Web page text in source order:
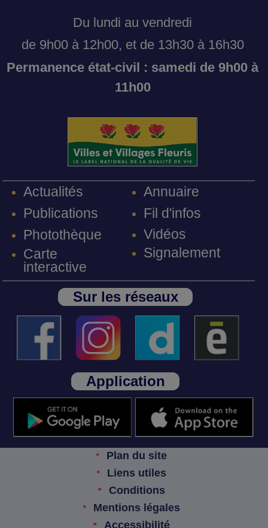
Du lundi au vendredi
de 9h00 à 12h00, et de 13h30 à 16h30
Permanence état-civil : samedi de 9h00 à
11h00
Actualités
Publications
Photothèque
Carte
interactive
Annuaire
Fil d'infos
Vidéos
Signalement
Sur les réseaux
Application
Plan du site
Liens utiles
Conditions
Mentions légales
Accessibilité